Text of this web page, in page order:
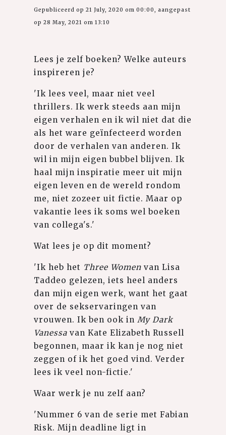
Gepubliceerd op 21 July, 2020 om 00:00, aangepast
op 28 May, 2021 om 13:10
Lees je zelf boeken? Welke auteurs
inspireren je?
'Ik lees veel, maar niet veel
thrillers. Ik werk steeds aan mijn
eigen verhalen en ik wil niet dat die
als het ware geïnfecteerd worden
door de verhalen van anderen. Ik
wil in mijn eigen bubbel blijven. Ik
haal mijn inspiratie meer uit mijn
eigen leven en de wereld rondom
me, niet zozeer uit fictie. Maar op
vakantie lees ik soms wel boeken
van collega's.'
Wat lees je op dit moment?
'Ik heb het Three Women van Lisa
Taddeo gelezen, iets heel anders
dan mijn eigen werk, want het gaat
over de sekservaringen van
vrouwen. Ik ben ook in My Dark
Vanessa van Kate Elizabeth Russell
begonnen, maar ik kan je nog niet
zeggen of ik het goed vind. Verder
lees ik veel non-fictie.'
Waar werk je nu zelf aan?
'Nummer 6 van de serie met Fabian
Risk. Mijn deadline ligt in